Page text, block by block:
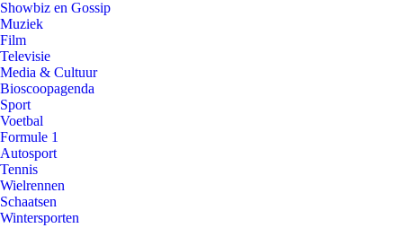
Showbiz en Gossip
Muziek
Film
Televisie
Media & Cultuur
Bioscoopagenda
Sport
Voetbal
Formule 1
Autosport
Tennis
Wielrennen
Schaatsen
Wintersporten